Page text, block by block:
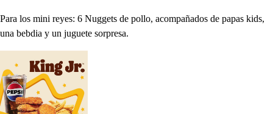
Para los mini reyes: 6 Nuggets de pollo, acompañados de papas kids,
una bebdia y un juguete sorpresa.